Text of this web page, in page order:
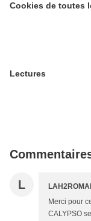
Cookies de toutes
Lectures
L
Merci pour
CALYPSO